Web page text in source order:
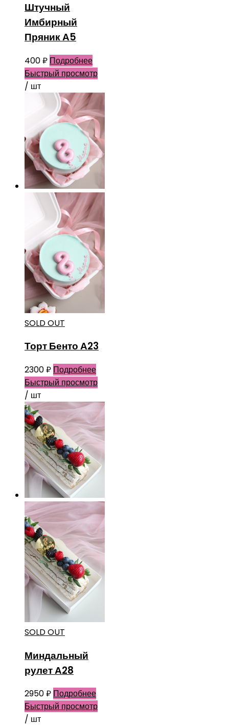
Штучный
Имбирный
Пряник А5
400₽ Подробнее
Быстрый просмотр
/ шт
SOLD OUT
Торт Бенто А23
2300₽ Подробнее
Быстрый просмотр
/ шт
SOLD OUT
Миндальный
рулет А28
2950₽ Подробнее
Быстрый просмотр
/ шт